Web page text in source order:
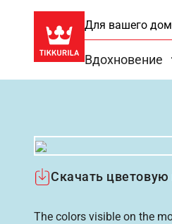
Для вашего
Вдохновение
Скачать цветовую
The colors visible on the